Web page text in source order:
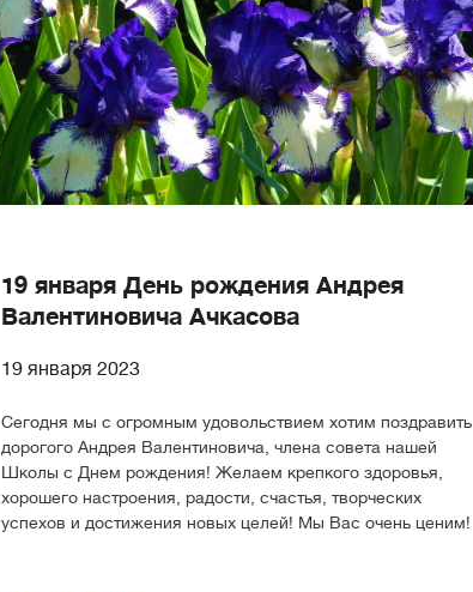
19 января День рождения Андрея
Валентиновича Ачкасова
19 января 2023
Сегодня мы с огромным удовольствием хотим поздравить
дорогого Андрея Валентиновича, члена совета нашей
Школы с Днем рождения! Желаем крепкого здоровья,
хорошего настроения, радости, счастья, творческих
успехов и достижения новых целей! Мы Вас очень ценим!